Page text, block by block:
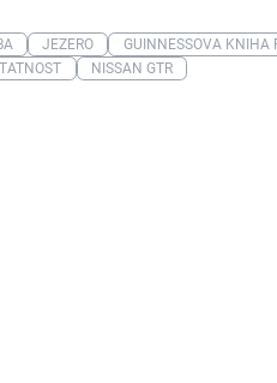
JEZERO GUINNESSOVA KNIHA
NISSAN GTR